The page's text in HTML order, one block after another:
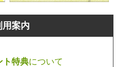
用案内
ト特典について